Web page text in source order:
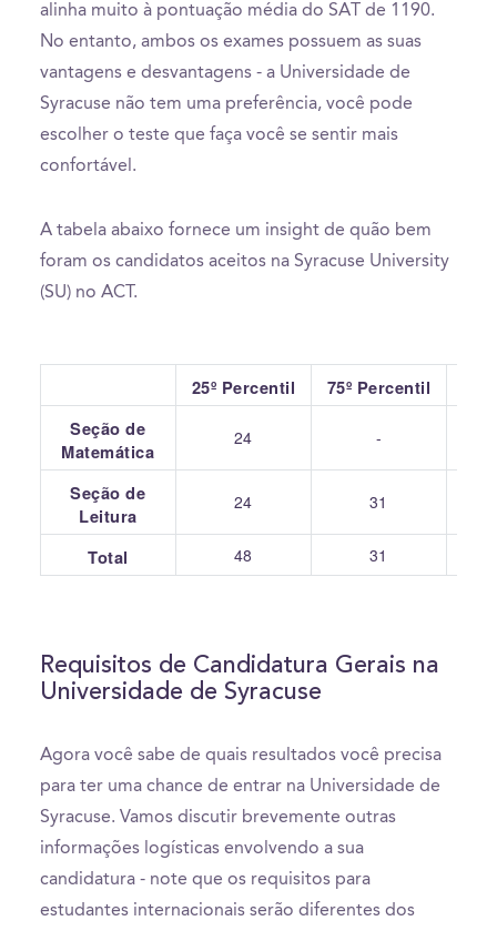
alinha muito à pontuação média do SAT de 1190.
No entanto, ambos os exames possuem as suas
vantagens e desvantagens - a Universidade de
Syracuse não tem uma preferência, você pode
escolher o teste que faça você se sentir mais
confortável.
A tabela abaixo fornece um insight de quão bem
foram os candidatos aceitos na Syracuse University
(SU) no ACT.
25º Percentil 75º Percentil
Seção de
Matemática
24 -
Seção de
Leitura
24 31
Total 48 31
Requisitos de Candidatura Gerais na
Universidade de Syracuse
Agora você sabe de quais resultados você precisa
para ter uma chance de entrar na Universidade de
Syracuse. Vamos discutir brevemente outras
informações logísticas envolvendo a sua
candidatura - note que os requisitos para
estudantes internacionais serão diferentes dos